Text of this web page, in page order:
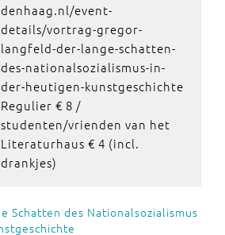
denhaag.nl/event-
details/vortrag-gregor-
langfeld-der-lange-schatten-
des-nationalsozialismus-in-
der-heutigen-kunstgeschichte
Regulier € 8 /
studenten/vrienden van het
Literaturhaus € 4 (incl.
drankjes)